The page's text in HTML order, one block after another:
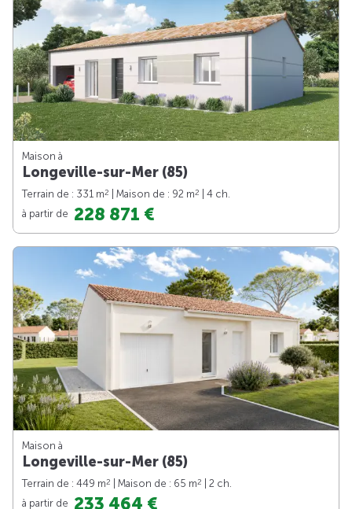
Maison à
Longeville-sur-Mer (85)
Terrain de : 331 m2 | Maison de : 92 m2
| 4 ch.
à partir de 228 871 €
Maison à
Longeville-sur-Mer (85)
Terrain de : 449 m2 | Maison de : 65 m2
| 2 ch.
à partir de 233 464 €